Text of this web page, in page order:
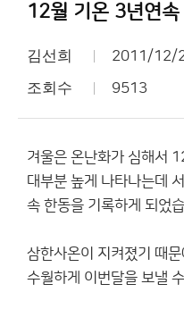
12월 기온 3년연속
김선희 2011/12/
조회수 9513
겨울은 온난화가 심해서
대부분 높게 나타나는데
속 한동을 기록하게 되었
삼한사온이 지켜졌기 때
수월하게 이번달을 보낼